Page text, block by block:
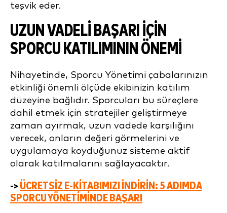
teşvik eder.
UZUN VADELI BAŞARI IÇIN
SPORCU KATILIMININ ÖNEMI
Nihayetinde, Sporcu Yönetimi çabalarınızın
etkinliği önemli ölçüde ekibinizin katılım
düzeyine bağlıdır. Sporcuları bu süreçlere
dahil etmek için stratejiler geliştirmeye
zaman ayırmak, uzun vadede karşılığını
verecek, onların değeri görmelerini ve
uygulamaya koyduğunuz sisteme aktif
olarak katılmalarını sağlayacaktır.
-> ÜCRETSIZ E-KITABIMIZI INDIRIN: 5 ADIMDA
SPORCU YÖNETIMINDE BAŞARI